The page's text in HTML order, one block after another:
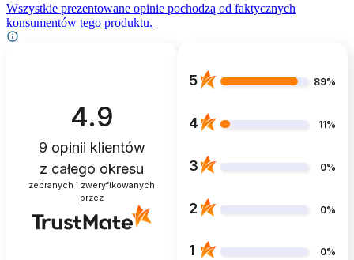
Wszystkie prezentowane opinie pochodzą od faktycznych
konsumentów tego produktu.
4.9
9 opinii klientów
z całego okresu
zebranych i zweryfikowanych
przez
5 89%
4 11%
3 0%
2 0%
1 0%